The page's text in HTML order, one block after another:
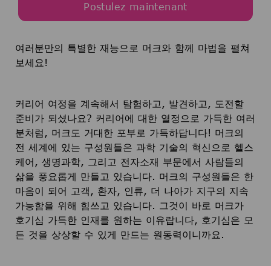
Postulez maintenant
여러분만의 특별한 재능으로 머크와 함께 마법을 펼쳐
보세요!
커리어 여정을 계속해서 탐험하고, 발견하고, 도전할
준비가 되셨나요? 커리어에 대한 열정으로 가득한 여러
분처럼, 머크도 거대한 포부로 가득하답니다! 머크의
전 세계에 있는 구성원들은 과학 기술의 혁신으로 헬스
케어, 생명과학, 그리고 전자소재 부문에서 사람들의
삶을 풍요롭게 만들고 있습니다. 머크의 구성원들은 한
마음이 되어 고객, 환자, 인류, 더 나아가 지구의 지속
가능함을 위해 힘쓰고 있습니다. 그것이 바로 머크가
호기심 가득한 인재를 원하는 이유랍니다, 호기심은 모
든 것을 상상할 수 있게 만드는 원동력이니까요.